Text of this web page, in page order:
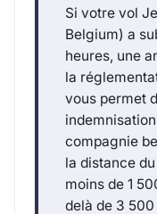
Si votre vol
Belgium) a
heures, une
la
vous permet
compagnie
la distance
moins de 1
delà de 3